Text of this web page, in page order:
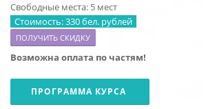
Свободные места: 5 мест
Стоимость: 330 бел. рублей
ПОЛУЧИТЬ СКИДКУ
Возможна оплата по частям!
ПРОГРАММА КУРСА